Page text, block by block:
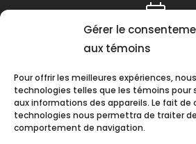
Gérer le
aux témoins
Pour offrir les meilleures expériences,
technologies telles que les témoins pour
aux informations des appareils. Le fait de
technologies nous permettra de traiter
comportement de navigation.
Lundi au
Suivez-nous !